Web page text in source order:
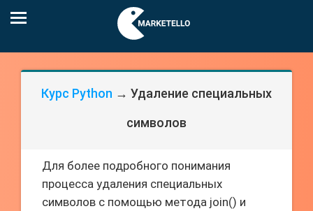
Курс Python → Удаление специальных
символов
Для более подробного понимания
процесса удаления специальных
символов с помощью метода join() и